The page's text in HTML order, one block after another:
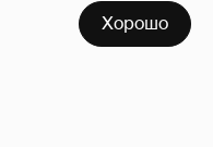
Хорошо